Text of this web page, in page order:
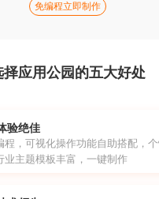
免编程立即制作
择应用公园的五大好处
验绝佳
程，可视化操作功能自助搭配，
业主题模板丰富，一键制作